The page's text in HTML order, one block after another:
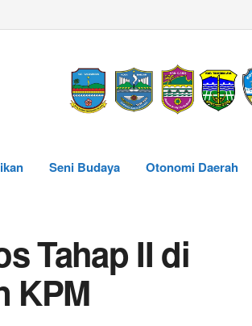
Seni Budaya Otonomi Daerah
Tahap II di
KPM